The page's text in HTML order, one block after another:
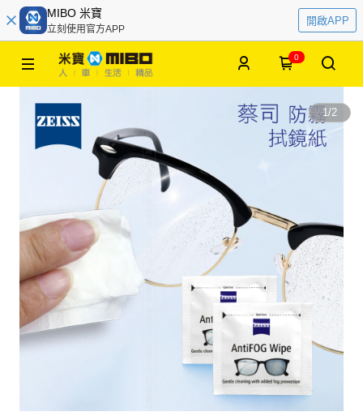
MIBO 米寶
立刻使用官方APP
開啟APP
0
1/2